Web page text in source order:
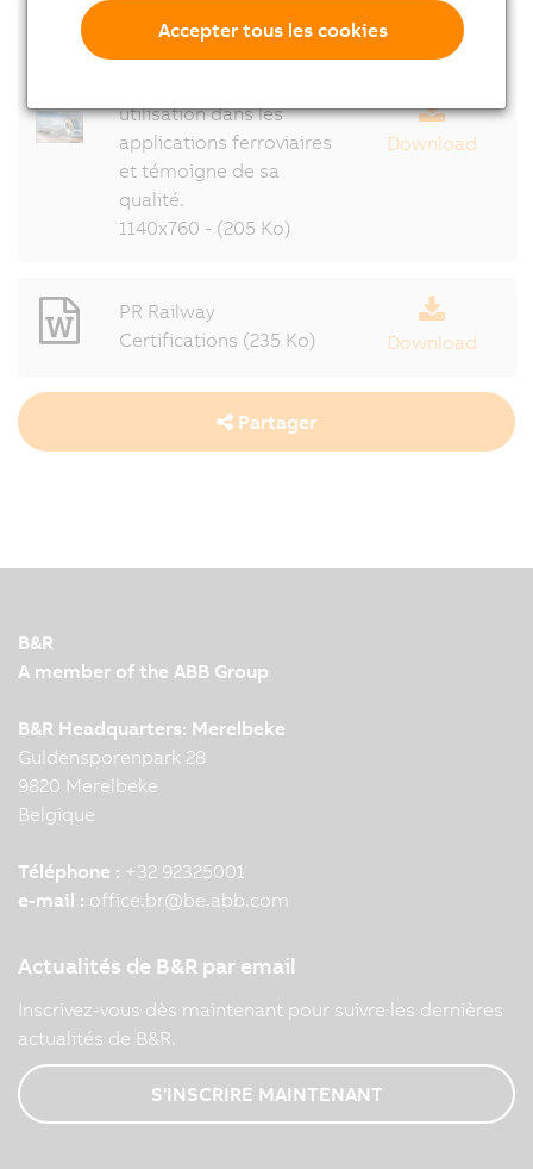
TÜV SÜD Rail certifie le
système X90 de B&R, ce
utilisation dans les
applications ferroviaires
et témoigne de sa
qualité.
1140x760 - (205 Ko)
Download
PR Railway
Certifications (235 Ko)
Download
Partager
B&R
A member of the ABB Group
B&R Headquarters: Merelbeke
Guldensporenpark 28
9820 Merelbeke
Belgique
Téléphone : +32 92325001
e-mail : office.br@be.abb.com
Actualités de B&R par email
Inscrivez-vous dès maintenant pour suivre les dernières
actualités de B&R.
S'INSCRIRE MAINTENANT
Accepter tous les cookies